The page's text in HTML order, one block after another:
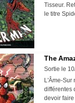
Tisseur.
le titre
The
Sortie le
L'Âme-
différentes
devoir